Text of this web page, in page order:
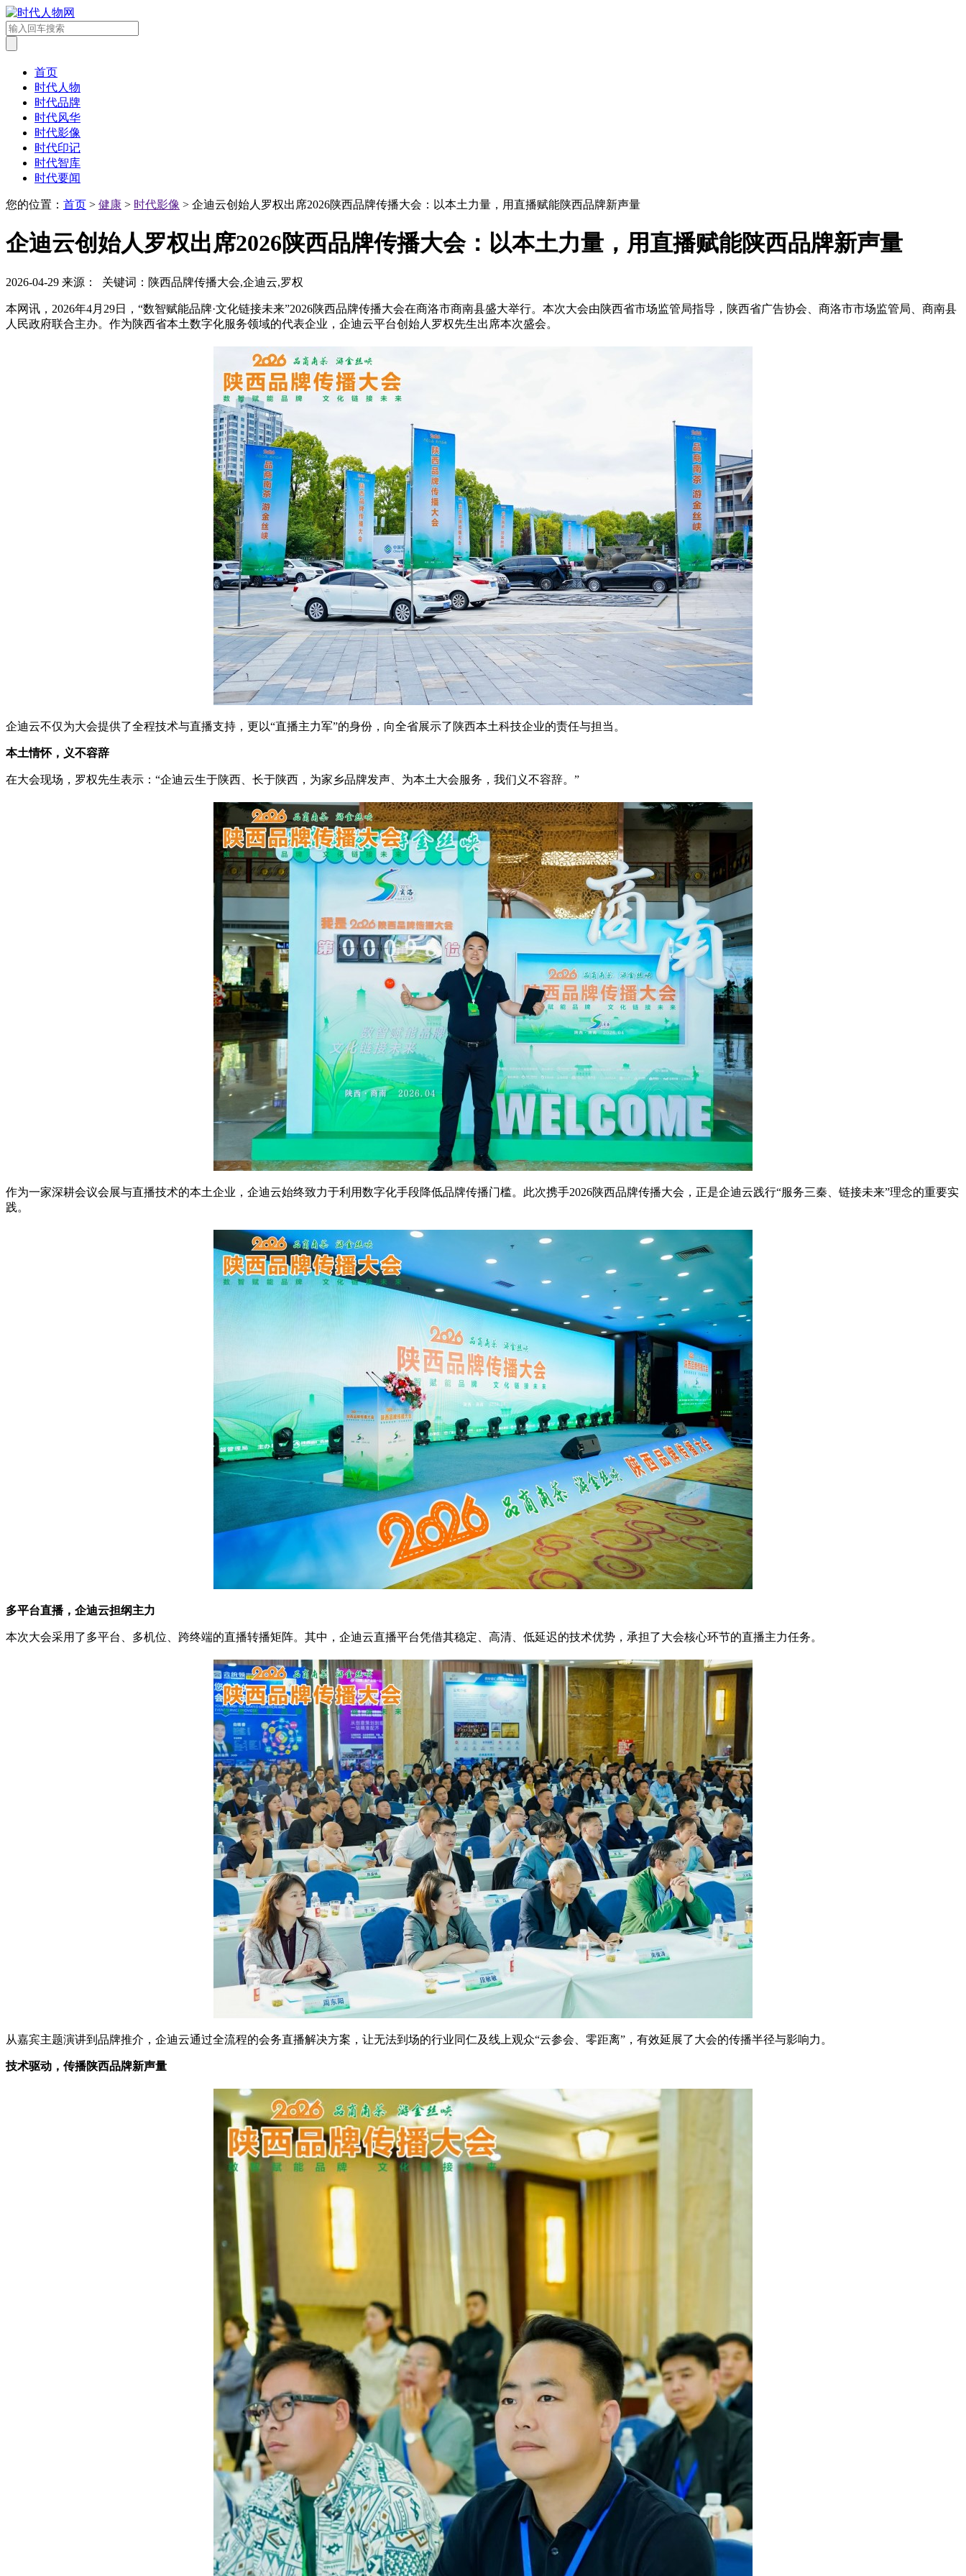
首页
时代人物
时代品牌
时代风华
时代影像
时代印记
时代智库
时代要闻
您的位置： 首页 > 健康 > 时代影像 > 企迪云创始人罗权出席2026陕西品牌传播大会：以本土力量，用直播赋能陕西品牌新声量
企迪云创始人罗权出席2026陕西品牌传播大会：以本土力量，用直播赋能陕西品牌新声量
2026-04-29 来源： 关键词：陕西品牌传播大会,企迪云,罗权
本网讯，2026年4月29日，“数智赋能品牌·文化链接未来”2026陕西品牌传播大会在商洛市商南县盛大举行。本次大会由陕西省市场监管局指导，陕西省广告协会、商洛市市场监管局、商南县
人民政府联合主办。作为陕西省本土数字化服务领域的代表企业，企迪云平台创始人罗权先生出席本次盛会。
企迪云不仅为大会提供了全程技术与直播支持，更以“直播主力军”的身份，向全省展示了陕西本土科技企业的责任与担当。
本土情怀，义不容辞
在大会现场，罗权先生表示：“企迪云生于陕西、长于陕西，为家乡品牌发声、为本土大会服务，我们义不容辞。”
作为一家深耕会议会展与直播技术的本土企业，企迪云始终致力于利用数字化手段降低品牌传播门槛。此次携手2026陕西品牌传播大会，正是企迪云践行“服务三秦、链接未来”理念的重要实
践。
多平台直播，企迪云担纲主力
本次大会采用了多平台、多机位、跨终端的直播转播矩阵。其中，企迪云直播平台凭借其稳定、高清、低延迟的技术优势，承担了大会核心环节的直播主力任务。
从嘉宾主题演讲到品牌推介，企迪云通过全流程的会务直播解决方案，让无法到场的行业同仁及线上观众“云参会、零距离”，有效延展了大会的传播半径与影响力。
技术驱动，传播陕西品牌新声量